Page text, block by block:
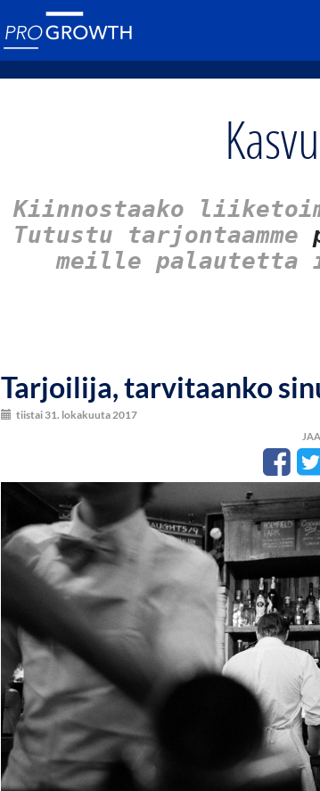
Kiinnostaako
Tutustu tarjontaamme
meille palautetta
Tarjoilija, tarvitaanko
tiistai 31. lokakuuta 2017